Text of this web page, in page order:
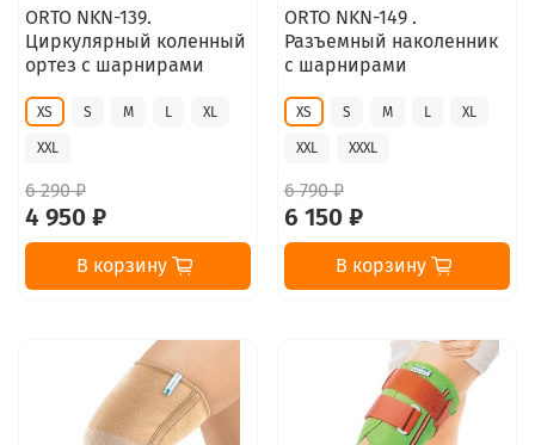
ORTO NKN-139.
Циркулярный коленный
ортез с шарнирами
XS S M L XL
XXL
6 290 ₽
4 950 ₽
В корзину
ORTO NKN-149 .
Разъемный наколенник
с шарнирами
XS S M L XL
XXL XXXL
6 790 ₽
6 150 ₽
В корзину